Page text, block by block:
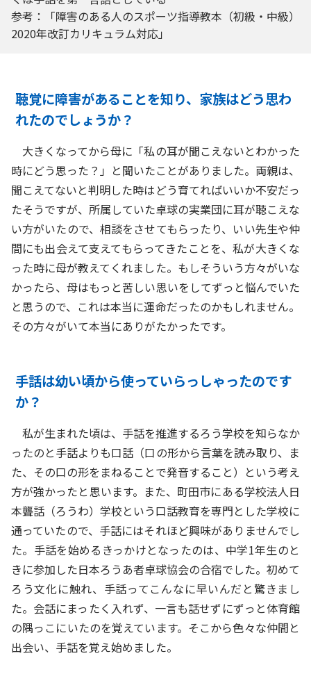
参考：「障害のある人のスポーツ指導教本（初級・中級）
2020年改訂カリキュラム対応」
聴覚に障害があることを知り、家族はどう思わ
れたのでしょうか？
大きくなってから母に「私の耳が聞こえないとわかった
時にどう思った？」と聞いたことがありました。両親は、
聞こえてないと判明した時はどう育てればいいか不安だっ
たそうですが、所属していた卓球の実業団に耳が聴こえな
い方がいたので、相談をさせてもらったり、いい先生や仲
間にも出会えて支えてもらってきたことを、私が大きくな
った時に母が教えてくれました。もしそういう方々がいな
かったら、母はもっと苦しい思いをしてずっと悩んでいた
と思うので、これは本当に運命だったのかもしれません。
その方々がいて本当にありがたかったです。
手話は幼い頃から使っていらっしゃったのです
か？
私が生まれた頃は、手話を推進するろう学校を知らなか
ったのと手話よりも口話（口の形から言葉を読み取り、ま
た、その口の形をまねることで発音すること）という考え
方が強かったと思います。また、町田市にある学校法人日
本聾話（ろうわ）学校という口話教育を専門とした学校に
通っていたので、手話にはそれほど興味がありませんでし
た。手話を始めるきっかけとなったのは、中学1年生のと
きに参加した日本ろうあ者卓球協会の合宿でした。初めて
ろう文化に触れ、手話ってこんなに早いんだと驚きまし
た。会話にまったく入れず、一言も話せずにずっと体育館
の隅っこにいたのを覚えています。そこから色々な仲間と
出会い、手話を覚え始めました。